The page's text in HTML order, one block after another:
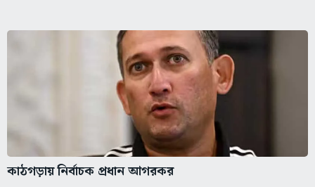
কাঠগড়ায় নির্বাচক প্রধান আগরকর